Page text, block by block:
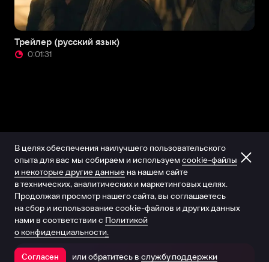
Трейлер (русский язык)
0:01:31
Открыть в приложении
В целях обеспечения наилучшего пользовательского
опыта для вас мы собираем и используем cookie-файлы
и некоторые другие данные на нашем сайте
в технических, аналитических и маркетинговых целях.
Продолжая просмотр нашего сайта, вы соглашаетесь
на сбор и использование cookie-файлов и других данных
нами в соответствии с Политикой
о конфиденциальности.
Согласен или обратитесь в службу поддержки